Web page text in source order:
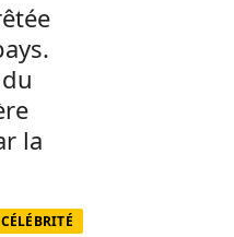
la
CÉLÉBRITÉ